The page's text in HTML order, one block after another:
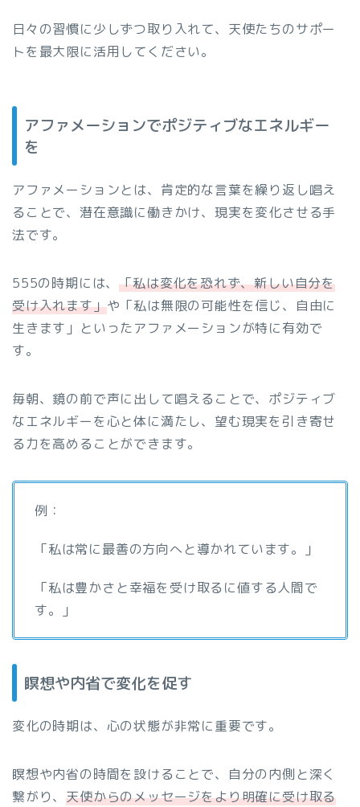
日々の習慣に少しずつ取り入れて、天使たちのサポー
トを最大限に活用してください。
アファメーションでポジティブなエネルギー
を
アファメーションとは、肯定的な言葉を繰り返し唱え
ることで、潜在意識に働きかけ、現実を変化させる手
法です。
555の時期には、「私は変化を恐れず、新しい自分を
受け入れます」や「私は無限の可能性を信じ、自由に
生きます」といったアファメーションが特に有効で
す。
毎朝、鏡の前で声に出して唱えることで、ポジティブ
なエネルギーを心と体に満たし、望む現実を引き寄せ
る力を高めることができます。
例：
「私は常に最善の方向へと導かれています。」
「私は豊かさと幸福を受け取るに値する人間で
す。」
瞑想や内省で変化を促す
変化の時期は、心の状態が非常に重要です。
瞑想や内省の時間を設けることで、自分の内側と深く
繋がり、天使からのメッセージをより明確に受け取る